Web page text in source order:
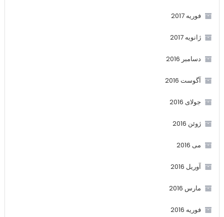
فوریه 2017
ژانویه 2017
دسامبر 2016
آگوست 2016
جولای 2016
ژوئن 2016
می 2016
آوریل 2016
مارس 2016
فوریه 2016